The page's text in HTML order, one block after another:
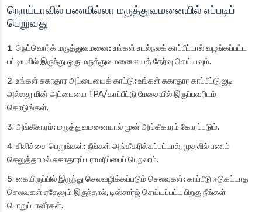
நொய்டாவில் பணமில்லா மருத்துவமனையில் எப்படிப்
பெறுவது
நெட்வொர்க் மருத்துவமனை: உங்கள் உடல்நலக் காப்பீட்டால் வழங்கப்பட்ட
பட்டியலில் இருந்து ஒரு மருத்துவமனையைத் தேர்வு செய்யவும்.
உங்கள் சுகாதார அட்டையைக் காட்டு: உங்கள் சுகாதார காப்பீட்டு ஐடி
அல்லது மின் அட்டையை TPA/காப்பீட்டு மேசையில் இருப்பவரிடம்
கொடுங்கள்.
அங்கீகாரம்: மருத்துவமனையால் முன் அங்கீகாரம் கோரப்படும்.
சிகிச்சை பெறுங்கள்: நீங்கள் அங்கீகரிக்கப்பட்டால், முதலில் பணம்
செலுத்தாமல் சுகாதாரப் பராமரிப்பைப் பெறலாம்.
கையிருப்பில் இருந்து செலவழிக்கப்படும் செலவுகள்: காப்பீடு ஈடுகட்டாத
செலவுகள் ஏதேனும் இருந்தால், டிஸ்சார்ஜ் செய்யப்பட்ட பிறகு நீங்கள்
பொறுப்பாவீர்கள்.